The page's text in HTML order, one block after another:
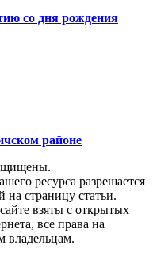
со дня рождения
районе
ресурса разрешается
на страницу статьи.
взяты с открытых
все права на
владельцам.